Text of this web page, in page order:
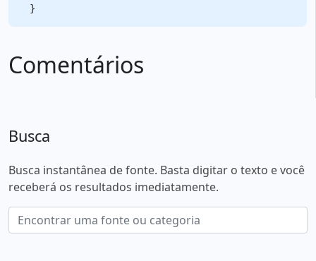
Comentários
Busca
Busca instantânea de fonte. Basta digitar o texto e você
receberá os resultados imediatamente.